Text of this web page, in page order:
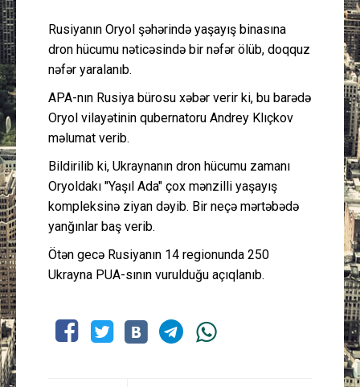
Cəmiyyət
Əlaqə
Rusiyanın Oryol şəhərində yaşayış binasına
dron hücumu nəticəsində bir nəfər ölüb, doqquz
nəfər yaralanıb.
APA-nın Rusiya bürosu xəbər verir ki, bu barədə
Oryol vilayətinin qubernatoru Andrey Klıçkov
məlumat verib.
Bildirilib ki, Ukraynanın dron hücumu zamanı
Oryoldakı "Yaşıl Ada" çox mənzilli yaşayış
kompleksinə ziyan dəyib. Bir neçə mərtəbədə
yanğınlar baş verib.
Ötən gecə Rusiyanın 14 regionunda 250
Ukrayna PUA-sının vurulduğu açıqlanıb.